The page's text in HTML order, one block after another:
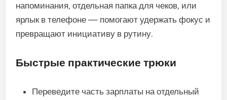
напоминания, отдельная папка для чеков, или
ярлык в телефоне — помогают удержать фокус и
превращают инициативу в рутину.
Быстрые практические трюки
Переведите часть зарплаты на отдельный